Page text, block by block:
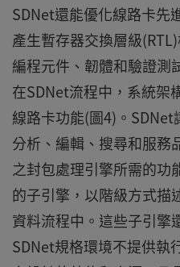
SDNet還能優化線路卡先
產生暫存器交換層級
編程元件、韌體和驗證測
在SDNet流程中，系統架
線路卡功能(圖4)。
分析、編輯、搜尋和服務
之封包處理引擎所需的功
的子引擎，以階級方式描
資料流程中。這些子引擎
SDNet規格環境不提供執